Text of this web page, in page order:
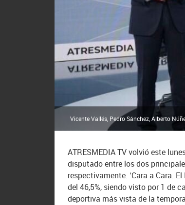
Vicente Vallés, Pedro Sánchez, Alberto
ATRESMEDIA TV volvió este
disputado entre los dos
respectivamente. ‘Cara a Cara.
del 46,5%, siendo visto por 1 de
deportiva más vista de la